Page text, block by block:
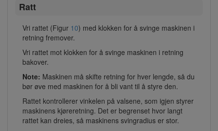
Ratt
Vri rattet (Figur 10) med klokken for å svinge maskinen i
retning fremover.
Vri rattet mot klokken for å svinge maskinen i retning
bakover.
Note: Maskinen må skifte retning for hver lengde, så du
bør øve med maskinen for å bli vant til å styre den.
Rattet kontrollerer vinkelen på valsene, som igjen styrer
maskinens kjøreretning. Det er begrenset hvor langt
rattet kan dreies, så maskinens svingradius er stor.